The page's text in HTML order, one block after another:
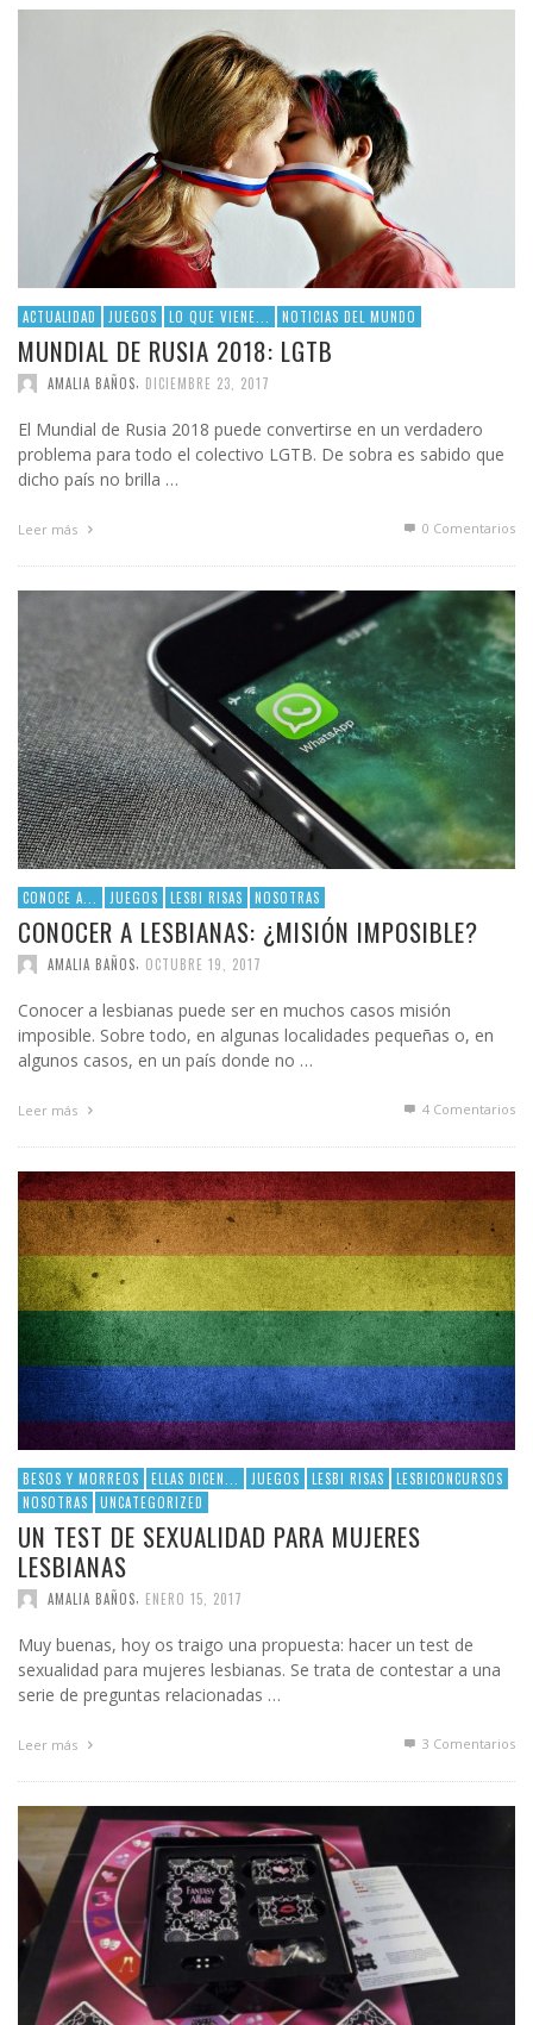
ACTUALIDAD JUEGOS LO QUE VIENE... NOTICIAS DEL MUNDO
MUNDIAL DE RUSIA 2018: LGTB
AMALIA BAÑOS DICIEMBRE 23, 2017
El Mundial de Rusia 2018 puede convertirse en un verdadero
problema para todo el colectivo LGTB. De sobra es sabido que
dicho país no brilla …
Leer más 0 Comentarios
CONOCE A... JUEGOS LESBI RISAS NOSOTRAS
CONOCER A LESBIANAS: ¿MISIÓN IMPOSIBLE?
AMALIA BAÑOS OCTUBRE 19, 2017
Conocer a lesbianas puede ser en muchos casos misión
imposible. Sobre todo, en algunas localidades pequeñas o, en
algunos casos, en un país donde no …
Leer más 4 Comentarios
BESOS Y MORREOS ELLAS DICEN... JUEGOS LESBI RISAS
LESBICONCURSOS
NOSOTRAS
UNCATEGORIZED
UN TEST DE SEXUALIDAD PARA MUJERES
LESBIANAS
AMALIA BAÑOS ENERO 15, 2017
Muy buenas, hoy os traigo una propuesta: hacer un test de
sexualidad para mujeres lesbianas. Se trata de contestar a una
serie de preguntas relacionadas …
Leer más 3 Comentarios